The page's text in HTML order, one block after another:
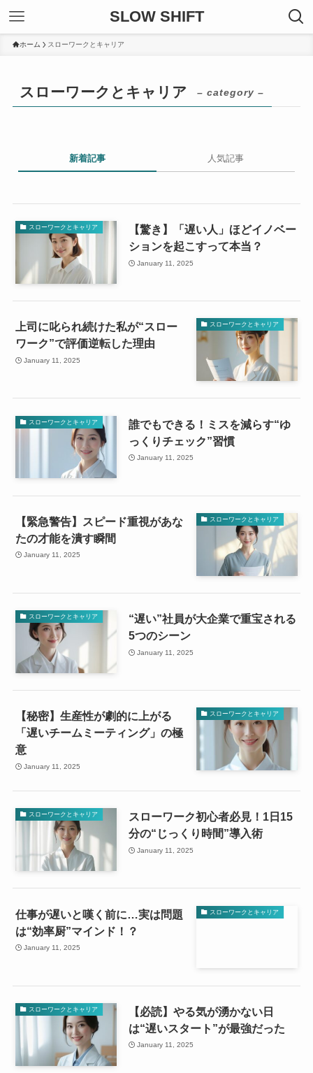
SLOW SHIFT
ホーム スローワークとキャリア
スローワークとキャリア – category –
新着記事 人気記事
スローワークとキャリア
【驚き】「遅い人」ほどイノベー
ションを起こすって本当？
January 11, 2025
スローワークとキャリア
上司に叱られ続けた私が“スロー
ワーク”で評価逆転した理由
January 11, 2025
スローワークとキャリア
誰でもできる！ミスを減らす“ゆ
っくりチェック”習慣
January 11, 2025
スローワークとキャリア
【緊急警告】スピード重視があな
たの才能を潰す瞬間
January 11, 2025
スローワークとキャリア
“遅い”社員が大企業で重宝される
5つのシーン
January 11, 2025
スローワークとキャリア
【秘密】生産性が劇的に上がる
「遅いチームミーティング」の極
意
January 11, 2025
スローワークとキャリア
スローワーク初心者必見！1日15
分の“じっくり時間”導入術
January 11, 2025
スローワークとキャリア
仕事が遅いと嘆く前に…実は問題
は“効率厨”マインド！？
January 11, 2025
スローワークとキャリア
【必読】やる気が湧かない日
は“遅いスタート”が最強だった
January 11, 2025